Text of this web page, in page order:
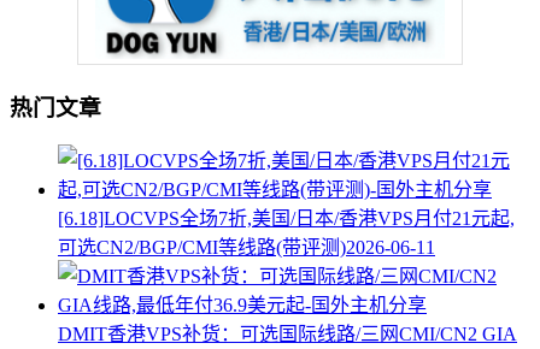
热门文章
[6.18]LOCVPS全场7折,美国/日本/香港VPS月付21元起,
可选CN2/BGP/CMI等线路(带评测)2026-06-11
DMIT香港VPS补货：可选国际线路/三网CMI/CN2 GIA